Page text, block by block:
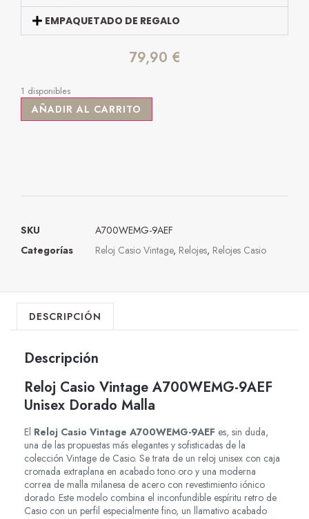
EMPAQUETADO DE REGALO
79,90 €
1 disponibles
AÑADIR AL CARRITO
SKU
A700WEMG-9AEF
Categorías
Reloj Casio Vintage, Relojes, Relojes Casio
DESCRIPCIÓN
Descripción
Reloj Casio Vintage A700WEMG-9AEF
Unisex Dorado Malla
El Reloj Casio Vintage A700WEMG-9AEF es, sin duda,
una de las propuestas más elegantes y sofisticadas de la
colección Vintage de Casio. Se trata de un reloj unisex con caja
cromada extraplana en acabado tono oro y una moderna
correa de malla milanesa de acero con revestimiento iónico
dorado. Este modelo combina el inconfundible espíritu retro de
Casio con un perfil especialmente fino, un llamativo acabado